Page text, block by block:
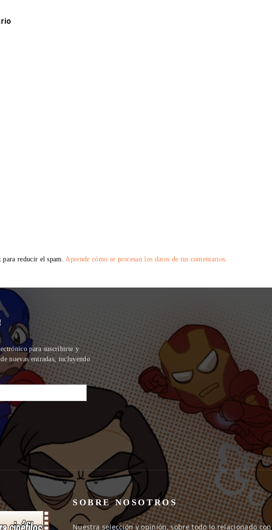
para reducir el spam.Aprende cómo se procesan los datos de tus comentarios.
para suscribirte y
nuevas entradas, incluyendo
SOBRE NOSOTROS
Nuestra selección y opinión, sobre todo lo relacionado con